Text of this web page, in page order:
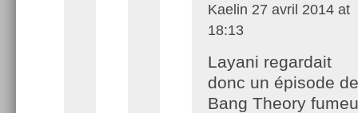
Kaelin 27 avril 2014 at
18:13
Layani regardait
donc un épisode
Bang Theory